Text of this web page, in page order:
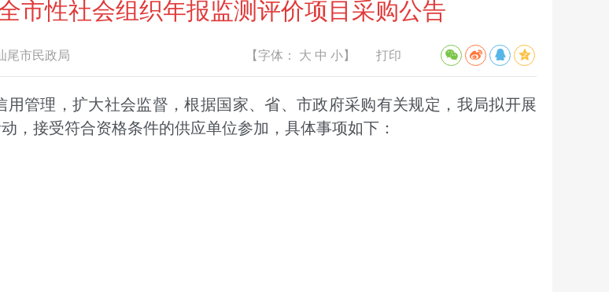
市性社会组织年报监测评价项目采购公告
尾市民政局 【字体： 大 中 小】 打印
理，扩大社会监督，根据国家、省、市政府采购有关规定，我局拟开展
，接受符合资格条件的供应单位参加，具体事项如下：